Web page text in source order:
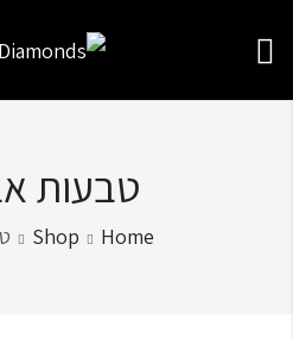
טבעות
Home
Shop